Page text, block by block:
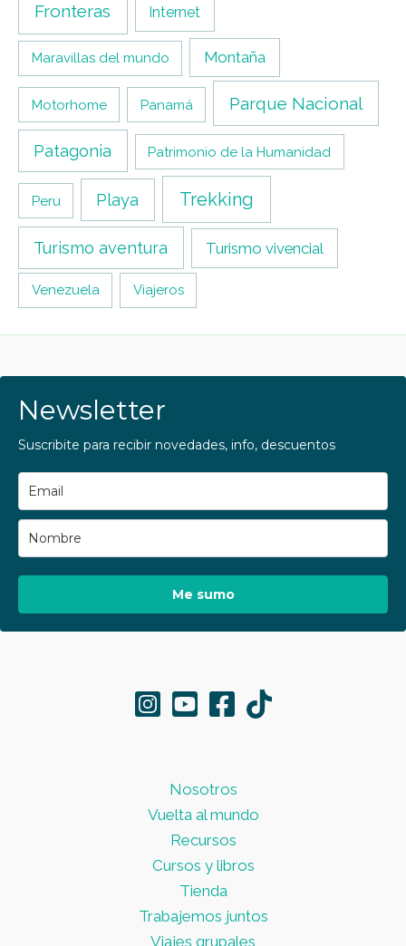
Fronteras Internet
Maravillas del mundo Montaña
Motorhome Panamá Parque Nacional
Patagonia Patrimonio de la Humanidad
Peru Playa Trekking
Turismo aventura Turismo vivencial
Venezuela Viajeros
Newsletter
Suscribite para recibir novedades, info, descuentos
Me sumo
Nosotros
Vuelta al mundo
Recursos
Cursos y libros
Tienda
Trabajemos juntos
Viajes grupales